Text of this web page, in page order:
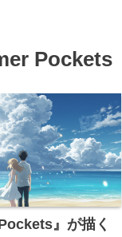
Pockets
』が描く